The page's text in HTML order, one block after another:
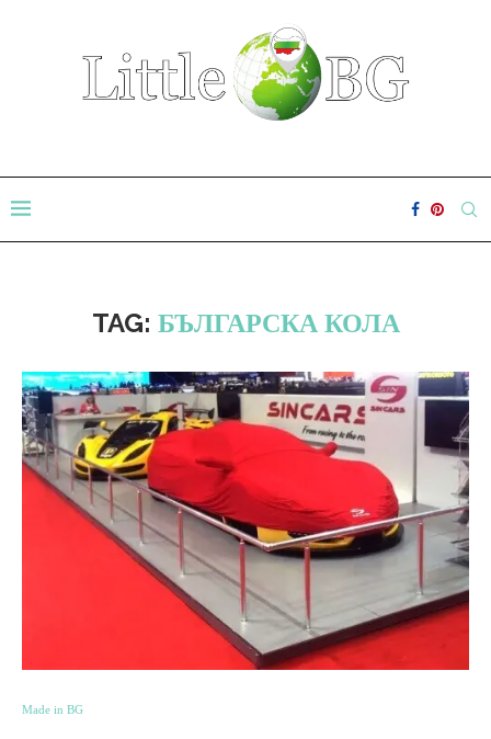
TAG: БЪЛГАРСКА КОЛА
Made in BG